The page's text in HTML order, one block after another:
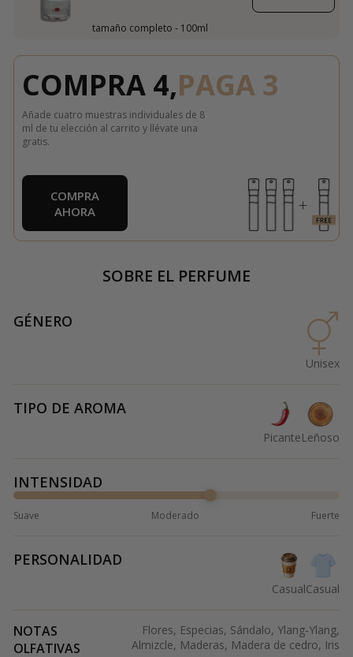
tamaño completo - 100ml
COMPRA 4,PAGA 3
Añade cuatro muestras individuales de 8
ml de tu elección al carrito y llévate una
gratis.
COMPRA
AHORA
SOBRE EL PERFUME
GÉNERO
Unisex
TIPO DE AROMA
PicanteLeñoso
INTENSIDAD
Suave Moderado Fuerte
PERSONALIDAD
CasualCasual
NOTAS
OLFATIVAS
Flores, Especias, Sándalo, Ylang-Ylang,
Almizcle, Maderas, Madera de cedro, Iris